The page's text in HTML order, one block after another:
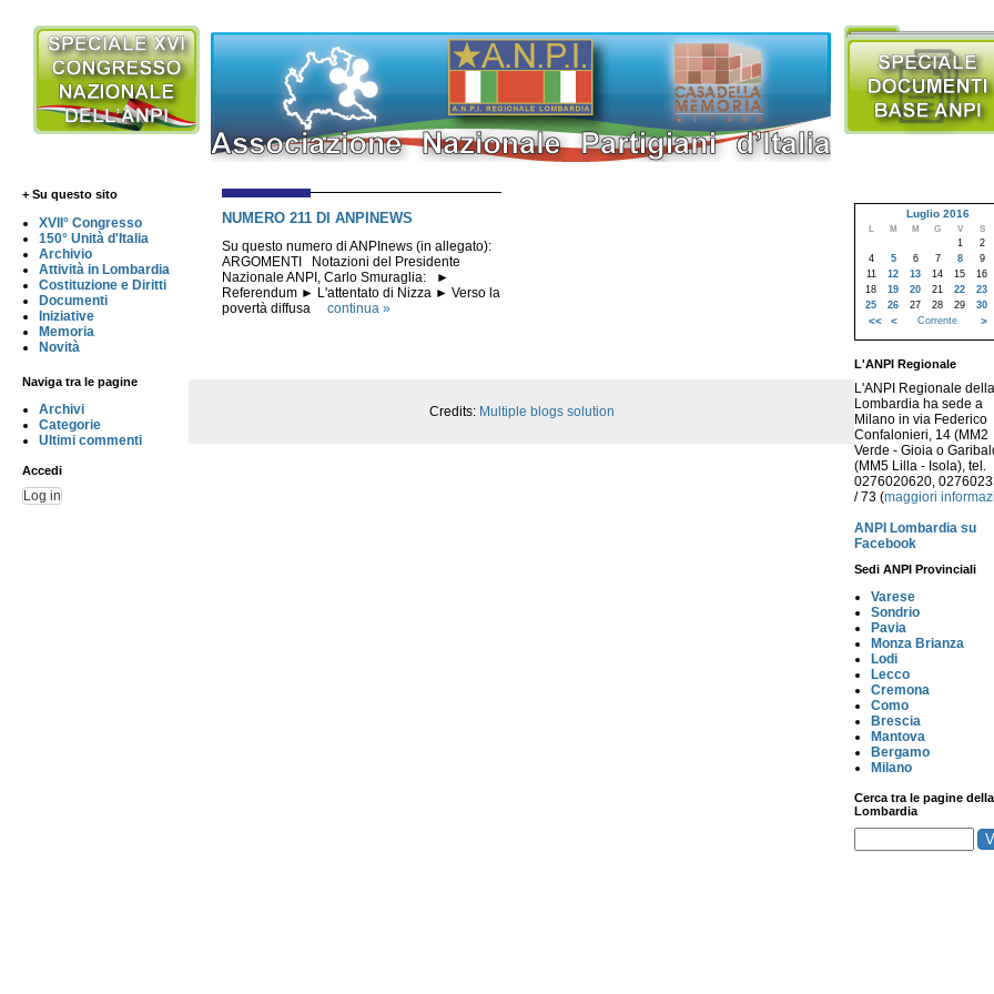
+ Su questo sito
XVII° Congresso
150° Unità d'Italia
Archivio
Attività in Lombardia
Costituzione e Diritti
Documenti
Iniziative
Memoria
Novità
Naviga tra le pagine
Archivi
Categorie
Ultimi commenti
Accedi
Log in
NUMERO 211 DI ANPINEWS
Su questo numero di ANPInews (in allegato):
ARGOMENTI Notazioni del Presidente
Nazionale ANPI, Carlo Smuraglia: ►
Referendum ► L'attentato di Nizza ► Verso la
povertà diffusa continua »
Luglio 2016
L M M G V S
1 2
4
5 6 7 8 9
11
12 13 14 15 16
18
19 20 21 22 23
25
26 27 28 29 30
<< < Corrente >
L'ANPI Regionale
L'ANPI Regionale della
Lombardia ha sede a
Milano in via Federico
Confalonieri, 14 (MM2
Verde - Gioia o
(MM5 Lilla - Isola), tel.
0276020620,
/ 73 (maggiori
ANPI Lombardia su
Facebook
Sedi ANPI Provinciali
Varese
Sondrio
Pavia
Monza Brianza
Lodi
Lecco
Cremona
Como
Brescia
Mantova
Bergamo
Milano
Cerca tra le pagine della
Lombardia
Credits: Multiple blogs solution